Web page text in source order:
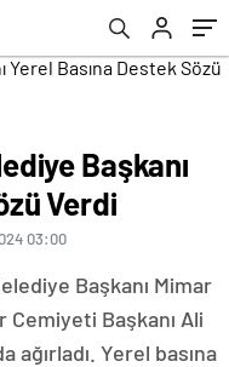
Başkanı
Verdi
03:00
Başkanı Mimar
Başkanı Ali
ağırladı. Yerel basına